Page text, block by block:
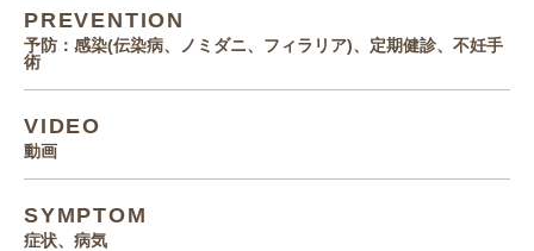
PREVENTION
予防：感染(伝染病、ノミダニ、フィラリア)、定期健診、不妊手
術
VIDEO
動画
SYMPTOM
症状、病気